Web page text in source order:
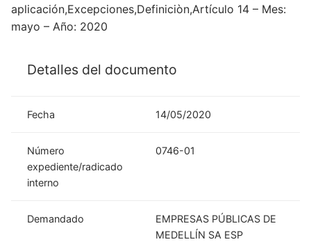
aplicación,Excepciones,Definiciòn,Artículo 14 – Mes:
mayo – Año: 2020
Detalles del documento
Fecha 14/05/2020
Número
expediente/radicado
interno
0746-01
Demandado
EMPRESAS PÚBLICAS DE
MEDELLÍN SA ESP